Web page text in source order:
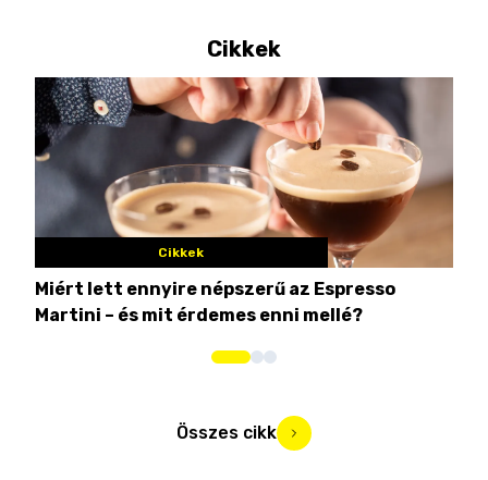
Cikkek
Cikkek
Miért lett ennyire népszerű az Espresso
Martini – és mit érdemes enni mellé?
Összes cikk